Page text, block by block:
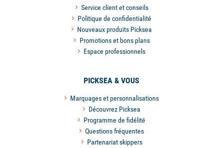
Service client et conseils
Politique de confidentialité
Nouveaux produits Picksea
Promotions et bons plans
Espace professionnels
PICKSEA & VOUS
Marquages et personnalisations
Découvrez Picksea
Programme de fidélité
Questions fréquentes
Partenariat skippers